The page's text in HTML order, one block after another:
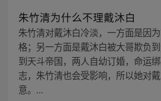
朱竹清为什么不理戴沐白
朱竹清对戴沐白冷淡，一方面是因
格；另一方面是戴沐白被大哥欺负
到天斗帝国，两人自幼订婚，命运
志，朱竹清也会受影响，所以她对
意。...